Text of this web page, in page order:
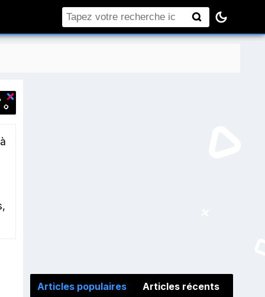
Rechercher
Articles populaires Articles récents